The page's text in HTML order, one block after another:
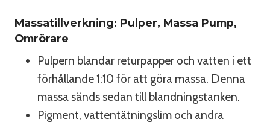
Massatillverkning: Pulper, Massa Pump,
Omrörare
Pulpern blandar returpapper och vatten i ett
förhållande 1:10 för att göra massa. Denna
massa sänds sedan till blandningstanken.
Pigment, vattentätningslim och andra